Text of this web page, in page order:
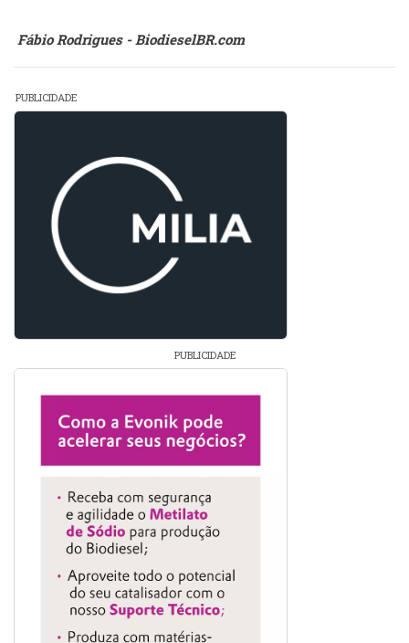
Fábio Rodrigues - BiodieselBR.com
PUBLICIDADE
PUBLICIDADE